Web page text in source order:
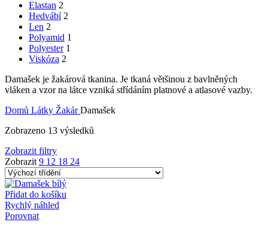
Elastan 2
Hedvábí 2
Len 2
Polyamid 1
Polyester 1
Viskóza 2
Damašek je žakárová tkanina. Je tkaná většinou z bavlněných
vláken a vzor na látce vzniká střídáním platnové a atlasové vazby.
Domů Látky ŽakárDamašek
Zobrazeno 13 výsledků
Zobrazit filtry
Zobrazit 9 12 18 24
Přidat do košíku
Rychlý náhled
Porovnat